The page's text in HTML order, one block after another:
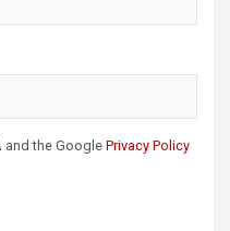
and the Google Privacy Policy